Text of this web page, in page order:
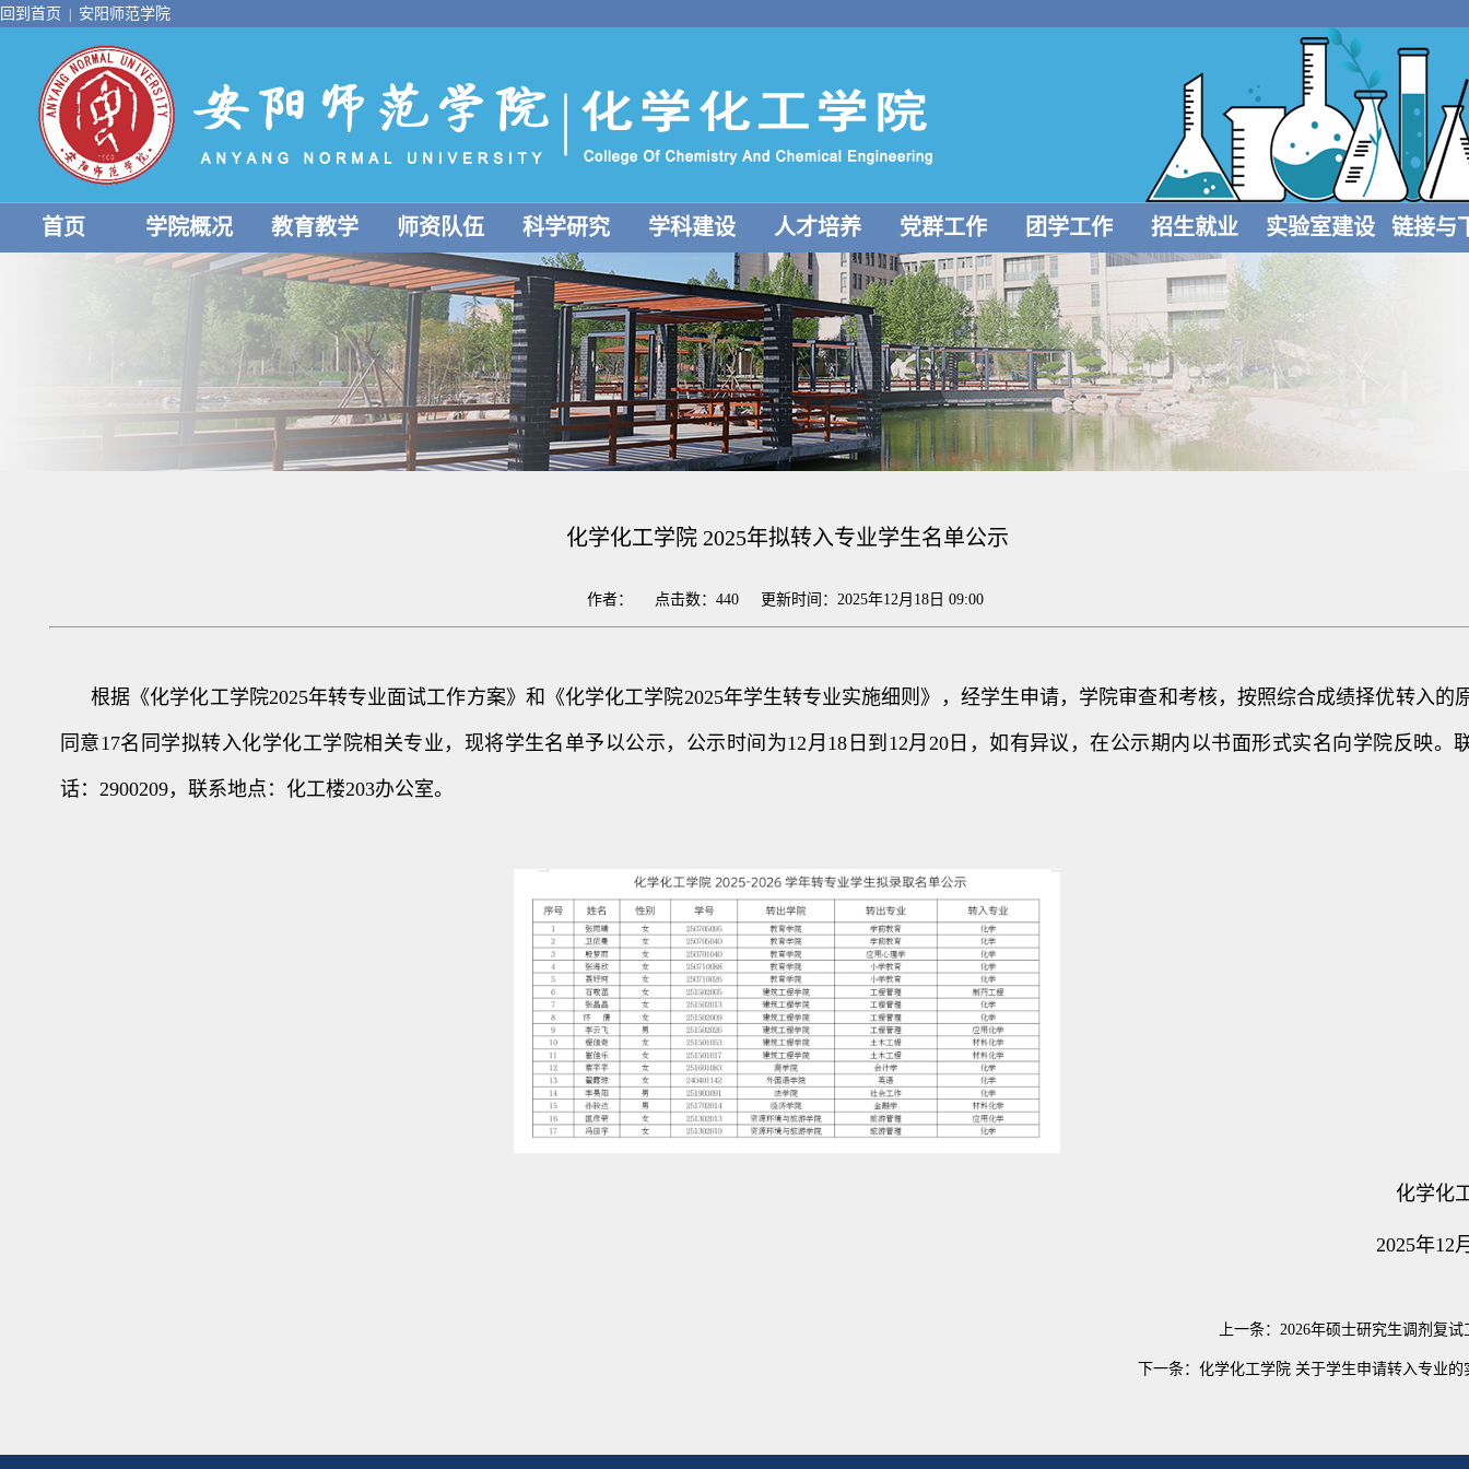
回到首页 安阳师范学院
首页 学院概况 教育教学 师资队伍 科学研究 学科建设 人才培养 党群工作 团学工作 招生就业 实验室建设 链接与
化学化工学院 2025年拟转入专业学生名单公示
作者： 点击数： 440更新时间：2025年12月18日 09:00
根据《化学化工学院2025年转专业面试工作方案》和《化学化工学院2025年学生转专业实施细则》，经学生申请，学院审查和考核，按照综合成绩择优转入的
同意17名同学拟转入化学化工学院相关专业，现将学生名单予以公示，公示时间为12月18日到12月20日，如有异议，在公示期内以书面形式实名向学院反映。
话：2900209，联系地点：化工楼203办公室。
化学化
2025年12
上一条： 2026年硕士研究生调剂复试
下一条： 化学化工学院 关于学生申请转入专业的